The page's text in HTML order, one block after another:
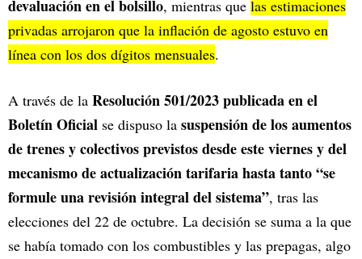
devaluación en el bolsillo, mientras que las estimaciones
privadas arrojaron que la inflación de agosto estuvo en
línea con los dos dígitos mensuales.
A través de la Resolución 501/2023 publicada en el
Boletín Oficial se dispuso la suspensión de los aumentos
de trenes y colectivos previstos desde este viernes y del
mecanismo de actualización tarifaria hasta tanto “se
formule una revisión integral del sistema”, tras las
elecciones del 22 de octubre. La decisión se suma a la que
se había tomado con los combustibles y las prepagas, algo